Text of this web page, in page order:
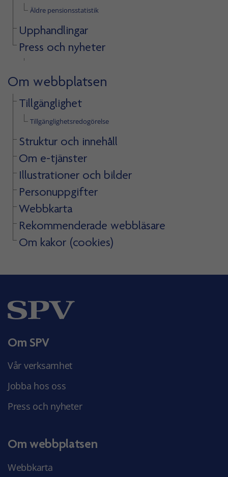
Äldre pensionsstatistik
Upphandlingar
Press och nyheter
Om webbplatsen
Tillgänglighet
Tillgänglighetsredogörelse
Struktur och innehåll
Om e-tjänster
Illustrationer och bilder
Personuppgifter
Webbkarta
Rekommenderade webbläsare
Om kakor (cookies)
Om SPV
Vår verksamhet
Jobba hos oss
Press och nyheter
Om webbplatsen
Webbkarta